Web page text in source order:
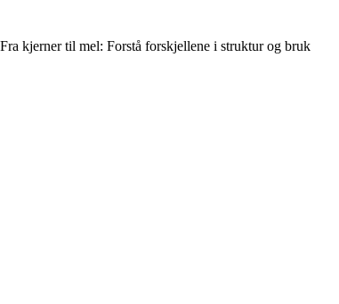
Fra kjerner til mel: Forstå forskjellene i struktur og bruk